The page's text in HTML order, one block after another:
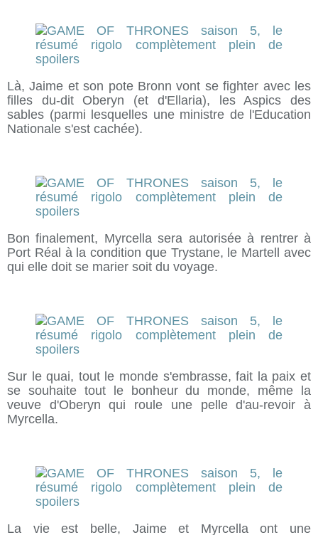
Là, Jaime et son pote Bronn vont se fighter avec les
filles du-dit Oberyn (et d'Ellaria), les Aspics des
sables (parmi lesquelles une ministre de l'Education
Nationale s'est cachée).
Bon finalement, Myrcella sera autorisée à rentrer à
Port Réal à la condition que Trystane, le Martell avec
qui elle doit se marier soit du voyage.
Sur le quai, tout le monde s'embrasse, fait la paix et
se souhaite tout le bonheur du monde, même la
veuve d'Oberyn qui roule une pelle d'au-revoir à
Myrcella.
La vie est belle, Jaime et Myrcella ont une